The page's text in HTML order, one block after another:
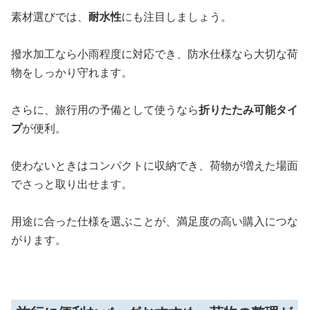
素材選びでは、 耐水性にも注目しましょう。
撥水加工なら小雨程度に対応でき、防水仕様なら大切な荷
物をしっかり守れます。
さらに、旅行用の予備として使うなら折りたたみ可能タイ
プが便利。
使わないときはコンパクトに収納でき、荷物が増えた場面
でさっと取り出せます。
用途に合った仕様を選ぶことが、満足度の高い購入につな
がります。